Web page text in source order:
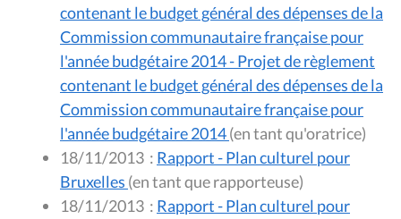
contenant le budget général des dépenses de la
Commission communautaire française pour
l'année budgétaire 2014 - Projet de règlement
contenant le budget général des dépenses de la
Commission communautaire française pour
l'année budgétaire 2014
(en tant qu'oratrice)
18/11/2013 : Rapport - Plan culturel pour
Bruxelles
(en tant que rapporteuse)
18/11/2013 : Rapport - Plan culturel pour